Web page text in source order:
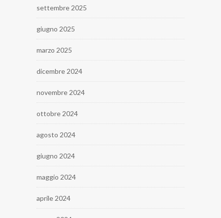
settembre 2025
giugno 2025
marzo 2025
dicembre 2024
novembre 2024
ottobre 2024
agosto 2024
giugno 2024
maggio 2024
aprile 2024